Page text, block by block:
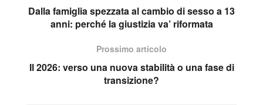
Dalla famiglia spezzata al cambio di sesso a 13
anni: perché la giustizia va’ riformata
Prossimo articolo
Il 2026: verso una nuova stabilità o una fase di
transizione?